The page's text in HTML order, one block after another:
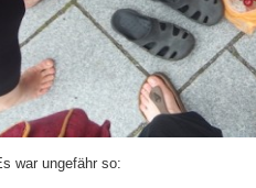
war ungefähr so: